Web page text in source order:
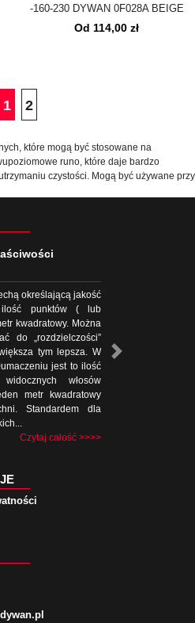
-160-230 DYWAN 0F028A BEIGE
Od 114,00 zł
1 2
które mogą być stosowane na
runo, które daje bardzo
czystości. Mogą być używane przy
określającą jakość
punktów ( lub
kwadratowy. Można
do „rozdzielczości”
tym lepsza. W
jest to ilość
widocznych włosów
metr kwadratowy
Standardem dla
Czytaj całość >>>>